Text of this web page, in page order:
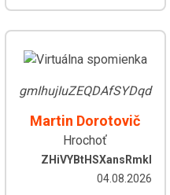
gmIhujIuZEQDAfSYDqd
Martin Dorotovič
Hrochoť
ZHiVYBtHSXansRmkl
04.08.2026